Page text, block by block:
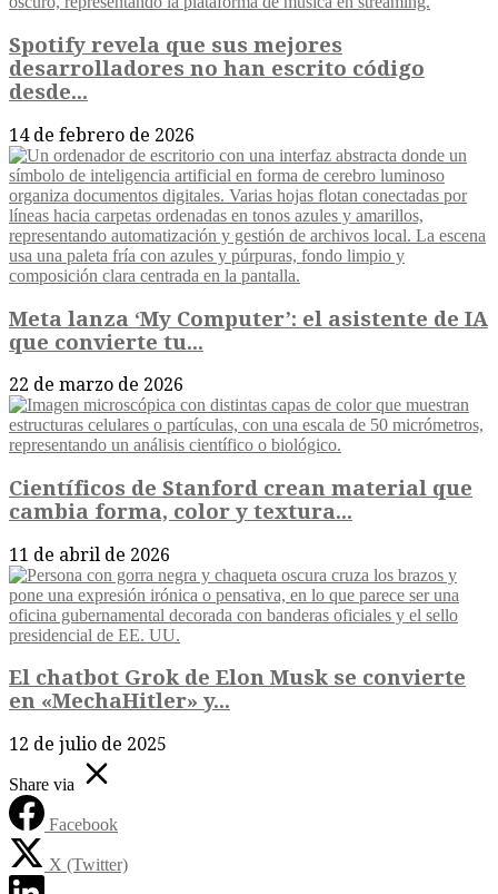
Spotify revela que sus mejores
desarrolladores no han escrito código
desde...
14 de febrero de 2026
Meta lanza ‘My Computer’: el asistente de IA
que convierte tu...
22 de marzo de 2026
Científicos de Stanford crean material que
cambia forma, color y textura...
11 de abril de 2026
El chatbot Grok de Elon Musk se convierte
en «MechaHitler» y...
12 de julio de 2025
Share via
Facebook
X (Twitter)